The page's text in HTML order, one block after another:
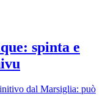
spinta e
dal Marsiglia: può